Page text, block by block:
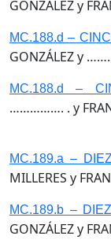
GONZÁLEZ y
MC.188.d –
GONZÁLEZ y
MC.188.d –
……………. . y
MC.189.a –
MILLERES y
MC.189.b –
GONZÁLEZ y